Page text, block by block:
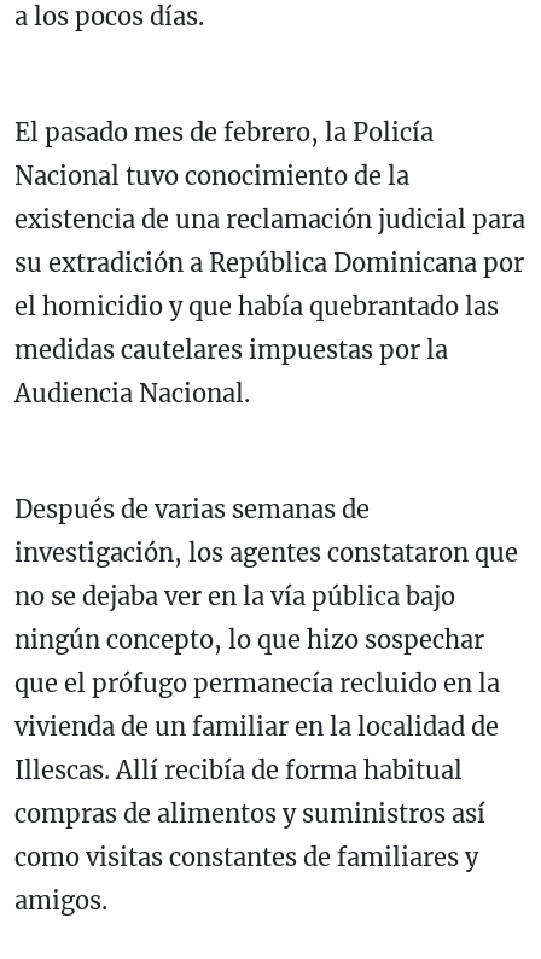
a los pocos días.
El pasado mes de febrero, la Policía
Nacional tuvo conocimiento de la
existencia de una reclamación judicial para
su extradición a República Dominicana por
el homicidio y que había quebrantado las
medidas cautelares impuestas por la
Audiencia Nacional.
Después de varias semanas de
investigación, los agentes constataron que
no se dejaba ver en la vía pública bajo
ningún concepto, lo que hizo sospechar
que el prófugo permanecía recluido en la
vivienda de un familiar en la localidad de
Illescas. Allí recibía de forma habitual
compras de alimentos y suministros así
como visitas constantes de familiares y
amigos.